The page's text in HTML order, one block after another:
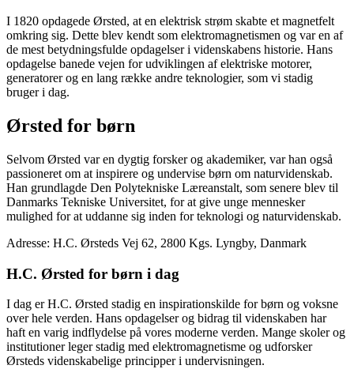
I 1820 opdagede Ørsted, at en elektrisk strøm skabte et magnetfelt
omkring sig. Dette blev kendt som elektromagnetismen og var en af
de mest betydningsfulde opdagelser i videnskabens historie. Hans
opdagelse banede vejen for udviklingen af elektriske motorer,
generatorer og en lang række andre teknologier, som vi stadig
bruger i dag.
Ørsted for børn
Selvom Ørsted var en dygtig forsker og akademiker, var han også
passioneret om at inspirere og undervise børn om naturvidenskab.
Han grundlagde Den Polytekniske Læreanstalt, som senere blev til
Danmarks Tekniske Universitet, for at give unge mennesker
mulighed for at uddanne sig inden for teknologi og naturvidenskab.
Adresse: H.C. Ørsteds Vej 62, 2800 Kgs. Lyngby, Danmark
H.C. Ørsted for børn i dag
I dag er H.C. Ørsted stadig en inspirationskilde for børn og voksne
over hele verden. Hans opdagelser og bidrag til videnskaben har
haft en varig indflydelse på vores moderne verden. Mange skoler og
institutioner leger stadig med elektromagnetisme og udforsker
Ørsteds videnskabelige principper i undervisningen.